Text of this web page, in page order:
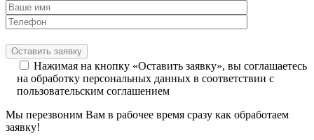
Нажимая на кнопку «Оставить заявку», вы соглашаетесь
на обработку персональных данных в соответствии с
пользовательским соглашением
Мы перезвоним Вам в рабочее время сразу как обработаем
заявку!